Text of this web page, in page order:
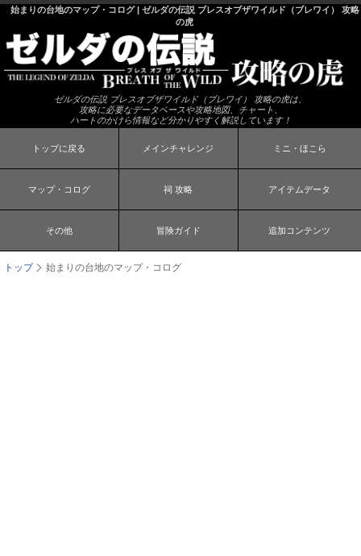
始まりの台地のマップ・コログ | ゼルダの伝説 ブレスオブザワイルド（ブレワイ） 攻略
の虎
ゼルダの伝説 ブレスオブザワイルド（ブレワイ） 攻略の虎は、
攻略に必要なデータベースや攻略地図、チャート、
ハートのかけら情報など分かりやすく解説しています！
トップに戻る メインチャレンジ ミニ・ほこら
マップ・コログ 祠 攻略 アイテムデータ
その他 冒険ガイド 追加コンテンツ
トップ 始まりの台地のマップ・コログ